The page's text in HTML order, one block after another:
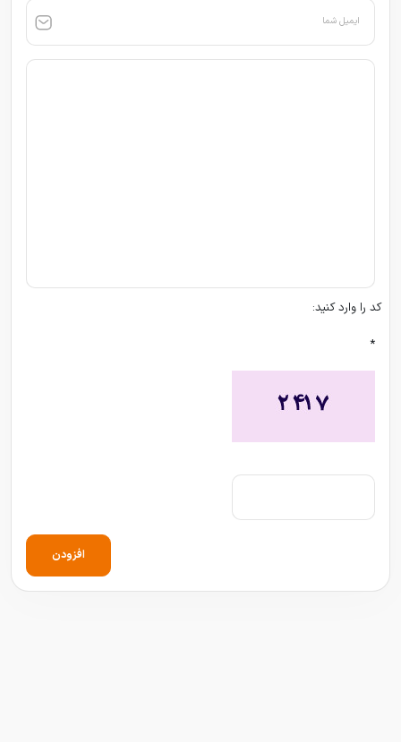
ایمیل شما
کد را وارد کنید:
*
افزودن